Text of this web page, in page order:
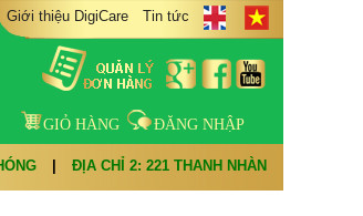
Giới thiệu DigiCare Tin tức
GIỎ HÀNG ĐĂNG NHẬP
ĐỊA CHỈ 2: 221 THANH NHÀN